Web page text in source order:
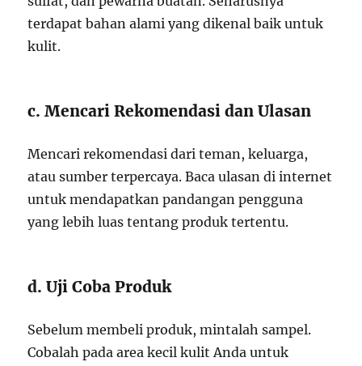
terdapat bahan alami yang dikenal baik untuk
kulit.
c. Mencari Rekomendasi dan Ulasan
Mencari rekomendasi dari teman, keluarga,
atau sumber terpercaya. Baca ulasan di internet
untuk mendapatkan pandangan pengguna
yang lebih luas tentang produk tertentu.
d. Uji Coba Produk
Sebelum membeli produk, mintalah sampel.
Cobalah pada area kecil kulit Anda untuk